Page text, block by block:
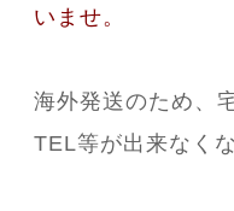
いませ。
海外発送のため、
TEL等が出来なく